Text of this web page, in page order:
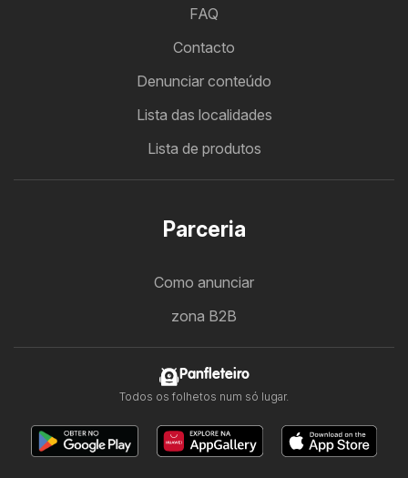
FAQ
Contacto
Denunciar conteúdo
Lista das localidades
Lista de produtos
Parceria
Como anunciar
zona B2B
Panfleteiro
Todos os folhetos num só lugar.